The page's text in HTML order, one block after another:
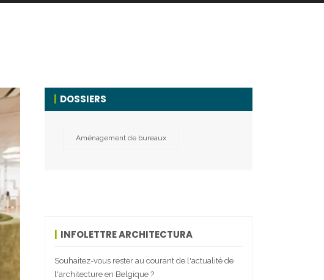
DOSSIERS
Aménagement de bureaux
INFOLETTRE ARCHITECTURA
Souhaitez-vous rester au courant de l'actualité de
l'architecture en Belgique ?